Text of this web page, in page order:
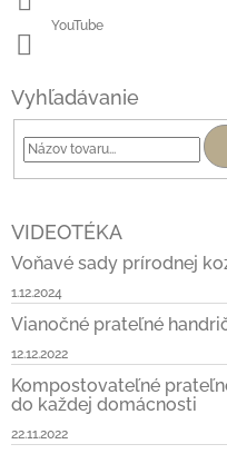
YouTube
Vyhľadávanie
VIDEOTÉKA
Voňavé sady prírodnej
1.12.2024
Vianočné prateľné
12.12.2022
Kompostovateľné
do každej domácnosti
22.11.2022